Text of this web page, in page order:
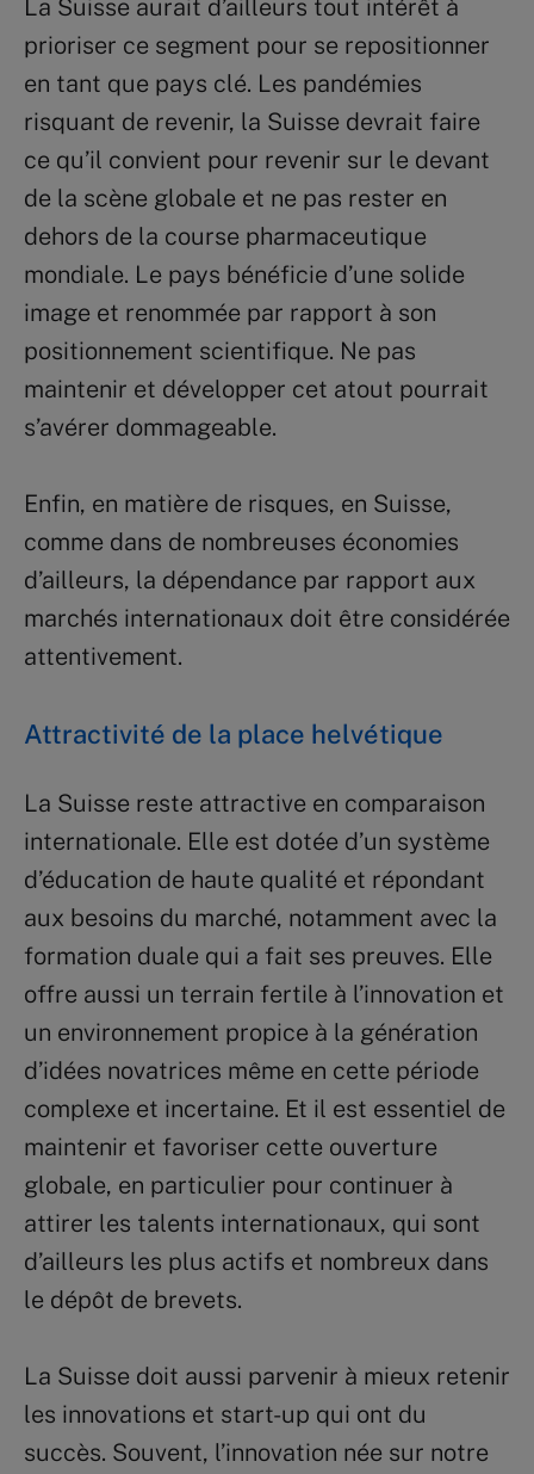
La Suisse aurait d’ailleurs tout intérêt à
prioriser ce segment pour se repositionner
en tant que pays clé. Les pandémies
risquant de revenir, la Suisse devrait faire
ce qu’il convient pour revenir sur le devant
de la scène globale et ne pas rester en
dehors de la course pharmaceutique
mondiale. Le pays bénéficie d’une solide
image et renommée par rapport à son
positionnement scientifique. Ne pas
maintenir et développer cet atout pourrait
s’avérer dommageable.
Enfin, en matière de risques, en Suisse,
comme dans de nombreuses économies
d’ailleurs, la dépendance par rapport aux
marchés internationaux doit être considérée
attentivement.
Attractivité de la place helvétique
La Suisse reste attractive en comparaison
internationale. Elle est dotée d’un système
d’éducation de haute qualité et répondant
aux besoins du marché, notamment avec la
formation duale qui a fait ses preuves. Elle
offre aussi un terrain fertile à l’innovation et
un environnement propice à la génération
d’idées novatrices même en cette période
complexe et incertaine. Et il est essentiel de
maintenir et favoriser cette ouverture
globale, en particulier pour continuer à
attirer les talents internationaux, qui sont
d’ailleurs les plus actifs et nombreux dans
le dépôt de brevets.
La Suisse doit aussi parvenir à mieux retenir
les innovations et start-up qui ont du
succès. Souvent, l’innovation née sur notre